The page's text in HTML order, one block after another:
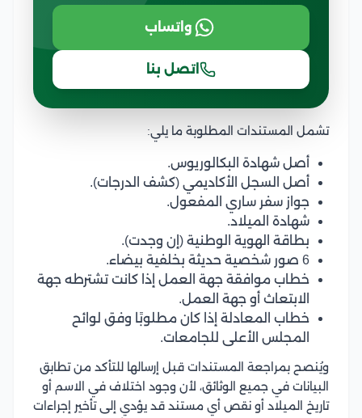
واتساب
اتصل بنا
تشمل المستندات المطلوبة ما يلي:
أصل شهادة البكالوريوس.
أصل السجل الأكاديمي (كشف الدرجات).
جواز سفر ساري المفعول.
شهادة الميلاد.
بطاقة الهوية الوطنية (إن وجدت).
6 صور شخصية حديثة بخلفية بيضاء.
خطاب موافقة جهة العمل إذا كانت تشترطه جهة
الابتعاث أو جهة العمل.
خطاب المعادلة إذا كان مطلوبًا وفق لوائح
المجلس الأعلى للجامعات.
ويُنصح بمراجعة المستندات قبل إرسالها للتأكد من تطابق
البيانات في جميع الوثائق، لأن وجود اختلاف في الاسم أو
تاريخ الميلاد أو نقص أي مستند قد يؤدي إلى تأخير إجراءات